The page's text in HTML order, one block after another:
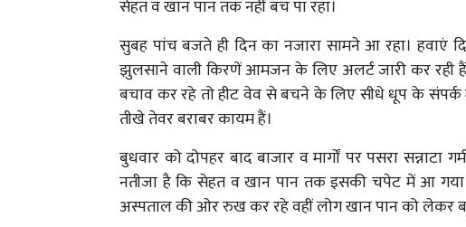
सेहत व खान पान तक नहीं बच पा रहा।
सुबह पांच बजते ही दिन का नजारा सामने आ रहा। हवाएं
झुलसाने वाली किरणें आमजन के लिए अलर्ट जारी कर रही
बचाव कर रहे तो हीट वेव से बचने के लिए सीधे धूप के
तीखे तेवर बराबर कायम हैं।
बुधवार को दोपहर बाद बाजार व मार्गाें पर पसरा सन्नाटा
नतीजा है कि सेहत व खान पान तक इसकी चपेट में आ
अस्पताल की ओर रुख कर रहे वहीं लोग खान पान को लेकर